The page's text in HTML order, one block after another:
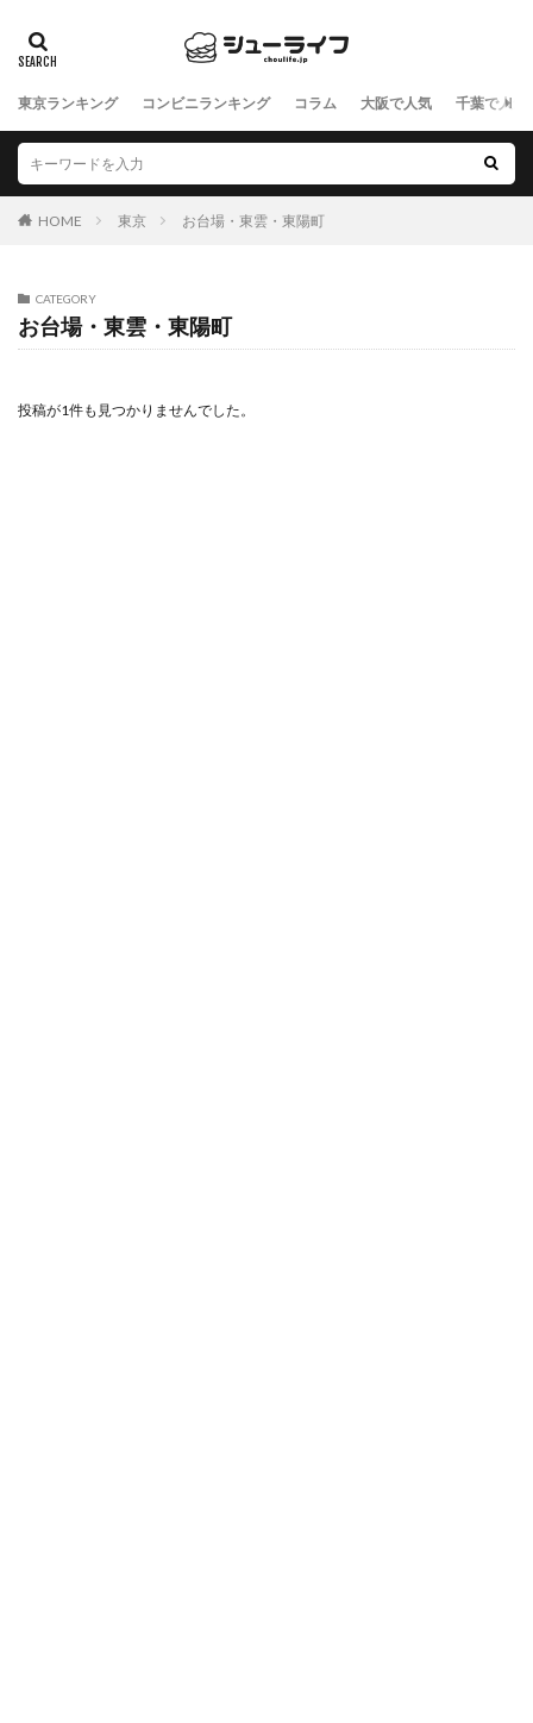
東京ランキング コンビニランキング コラム 大阪で人気 千葉で人気
HOME 東京 お台場・東雲・東陽町
CATEGORY
お台場・東雲・東陽町
投稿が1件も見つかりませんでした。